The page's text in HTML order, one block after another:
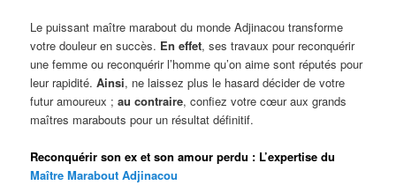
Le puissant maître marabout du monde Adjinacou transforme
votre douleur en succès. En effet, ses travaux pour reconquérir
une femme ou reconquérir l’homme qu’on aime sont réputés pour
leur rapidité.Ainsi, ne laissez plus le hasard décider de votre
futur amoureux ;au contraire, confiez votre cœur aux grands
maîtres marabouts pour un résultat définitif.
Reconquérir son ex et son amour perdu : L’expertise du
Maître Marabout Adjinacou